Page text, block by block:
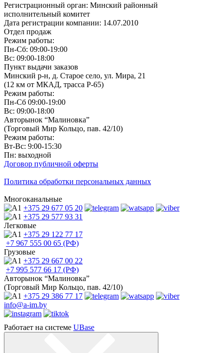
Регистрационный орган: Минский районный
исполнительный комитет
Дата регистрации компании: 14.07.2010
Отдел продаж
Режим работы:
Пн-Сб: 09:00-19:00
Вс: 09:00-18:00
Пункт выдачи заказов
Минский р-н, д. Старое село, ул. Мира, 21
(12 км от МКАД, трасса P-65)
Режим работы:
Пн-Сб 09:00-19:00
Вс: 09:00-18:00
Авторынок “Малиновка”
(Торговый Мир Кольцо, пав. 42/10)
Режим работы:
Вт-Вс: 9:00-15:30
Пн: выходной
Договор публичной оферты
Политика обработки персональных данных
Многоканальные
+375 29 677 05 20
+375 29 577 93 31
Легковые
+375 29 122 77 17
+7 967 555 00 65 (РФ)
Грузовые
+375 29 667 00 22
+7 995 577 66 17 (РФ)
Авторынок “Малиновка”
(Торговый Мир Кольцо, пав. 42/10)
+375 29 386 77 17
info@a-im.by
Работает на системе UBase